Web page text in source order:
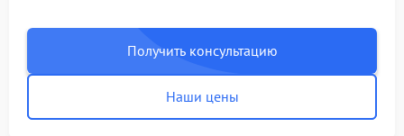
Получить консультацию
Наши цены